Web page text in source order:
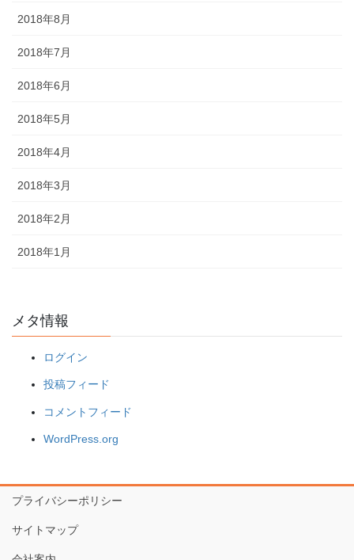
2018年8月
2018年7月
2018年6月
2018年5月
2018年4月
2018年3月
2018年2月
2018年1月
メタ情報
ログイン
投稿フィード
コメントフィード
WordPress.org
プライバシーポリシー
サイトマップ